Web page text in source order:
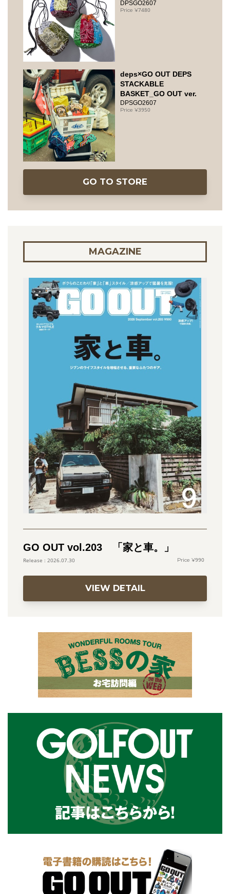
DPSGO2607
7480
deps×GO OUT DEPS
STACKABLE
BASKET_GO OUT ver.
DPSGO2607
3950
GO TO STORE
MAGAZINE
GO OUT vol.203 「家と車。」
2026.07.30 990
VIEW DETAIL